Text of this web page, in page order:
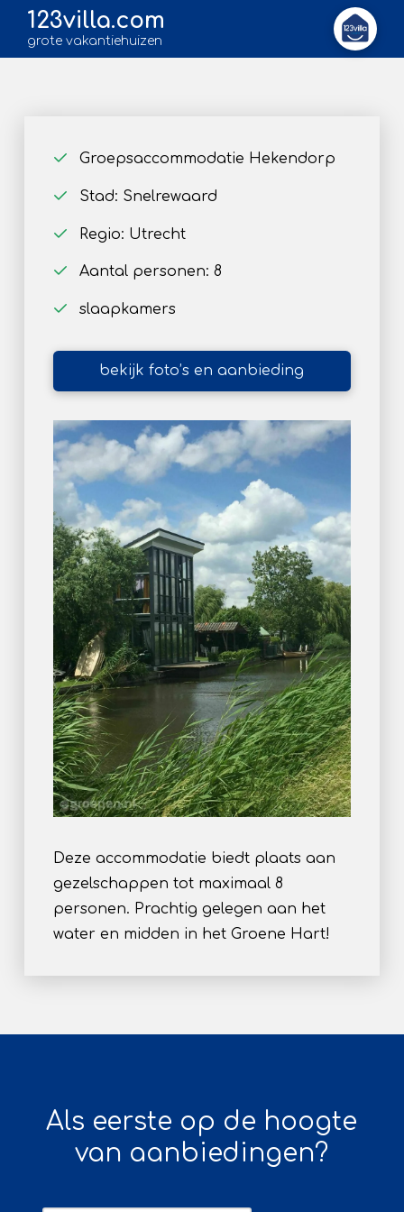
123villa.com
grote vakantiehuizen
Groepsaccommodatie Hekendorp
Stad: Snelrewaard
Regio: Utrecht
Aantal personen: 8
slaapkamers
bekijk foto’s en aanbieding
Deze accommodatie biedt plaats aan
gezelschappen tot maximaal 8
personen. Prachtig gelegen aan het
water en midden in het Groene Hart!
Als eerste op de hoogte
van aanbiedingen?